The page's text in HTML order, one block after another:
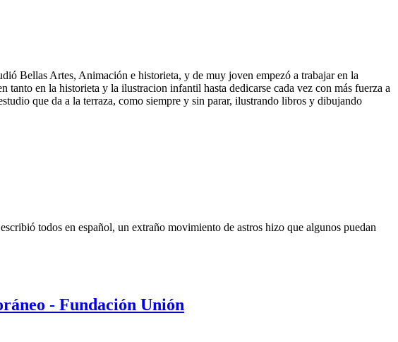
Bellas Artes, Animación e historieta, y de muy joven empezó a trabajar en la
en la historieta y la ilustracion infantil hasta dedicarse cada vez con más fuerza a
que da a la terraza, como siempre y sin parar, ilustrando libros y dibujando
todos en español, un extraño movimiento de astros hizo que algunos puedan
- Fundación Unión